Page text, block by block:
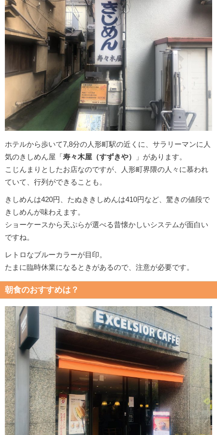
ホテルから歩いて7,8分の人形町駅の近くに、サラリーマンに人
気のきしめん屋「寿々木屋（すずきや）
」があります。
こじんまりとしたお店なのですが、人形町界隈の人々に慕われ
ていて、行列ができることも。
きしめんは420円、たぬききしめんは410円など、驚きの値段で
きしめんが味わえます。
ショーケースから天ぷらが選べる昔懐かしいシステムが面白い
ですね。
レトロなブルーカラーが目印。
たまに臨時休業になるときがあるので、注意が必要です。
朝食のおすすめは？